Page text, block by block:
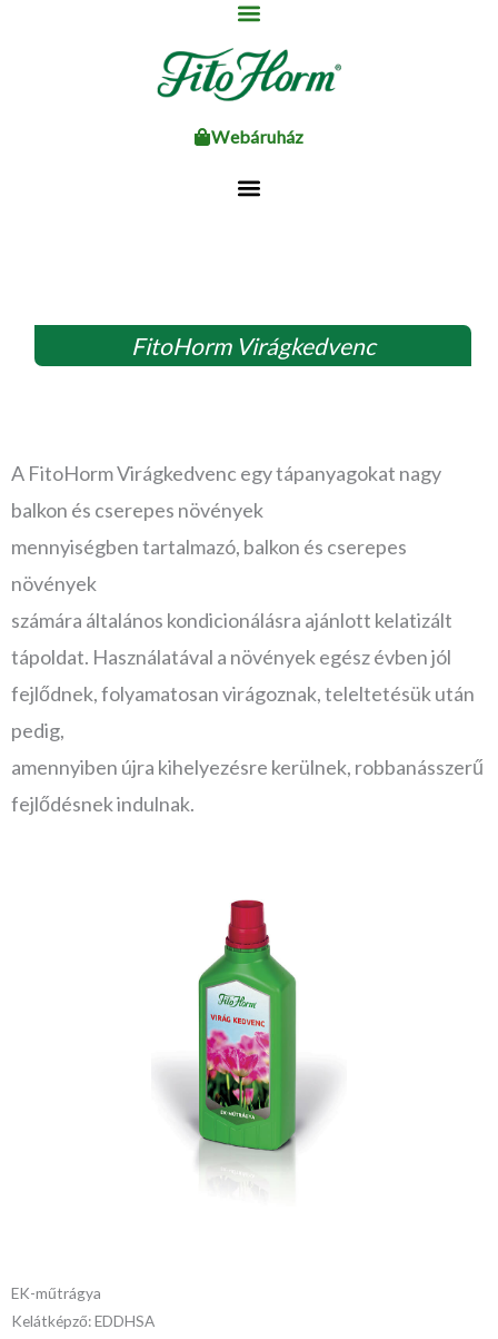
Webáruház
FitoHorm Virágkedvenc
A FitoHorm Virágkedvenc egy tápanyagokat nagy
balkon és cserepes növények
mennyiségben tartalmazó, balkon és cserepes
növények
számára általános kondicionálásra ajánlott kelatizált
tápoldat. Használatával a növények egész évben jól
fejlődnek, folyamatosan virágoznak, teleltetésük után
pedig,
amennyiben újra kihelyezésre kerülnek, robbanásszerű
fejlődésnek indulnak.
EK-műtrágya
Kelátképző: EDDHSA